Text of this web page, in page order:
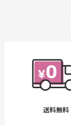
送料無料